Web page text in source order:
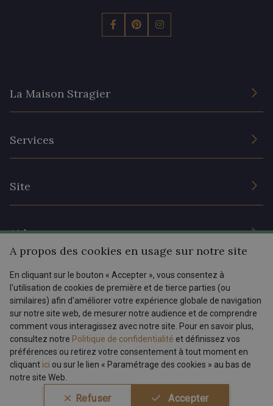
La Maison Stragier
Services
Site
Prix réduits
Magazine
Aide
Livraison : France, Belgique, International
Retours & réclamations
FAQ - Questions fréquentes
Modes de paiements
Menu
Tous nos tissus
Magazine
FR EN
Conditions générales de vente
Politique de confidentialité
A propos des cookies en usage sur notre site
En cliquant sur le bouton « Accepter », vous consentez à
l'utilisation de cookies de première et de tierce parties (ou
similaires) afin d'améliorer votre expérience globale de navigation
sur notre site web, de mesurer notre audience et de comprendre
comment vous interagissez avec notre site. Pour en savoir plus,
consultez notre Politique de confidentialité et définissez vos
préférences ou retirez votre consentement à tout moment en
cliquant ici ou sur le lien « Paramétrage des cookies » au bas de
notre site Web.
Refuser Accepter